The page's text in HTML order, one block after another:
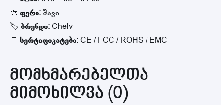
🎨 ფერი: შავი
🏷 ბრენდი: Chelv
🧾 სერტიფიკატები: CE / FCC / ROHS / EMC
მომხმარებელთა
მიმოხილვა (0)